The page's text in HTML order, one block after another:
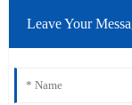
Leave Your